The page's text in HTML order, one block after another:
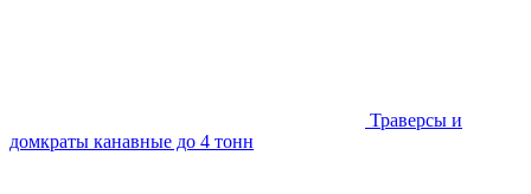
Траверсы и
домкраты канавные до 4 тонн